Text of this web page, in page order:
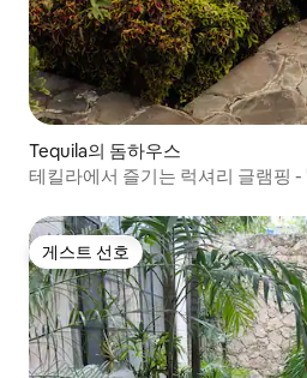
Tequila의 돔하우스
테킬라에서 즐기는 럭셔리 글램핑 -
게스트 선호
게스트 선호